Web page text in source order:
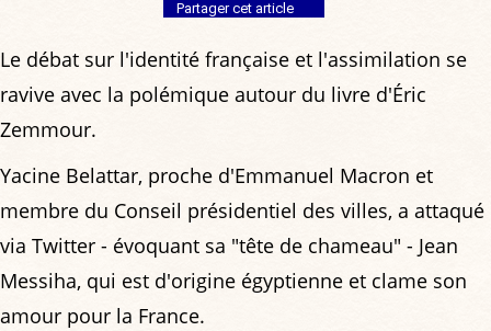
Partager cet article
Le débat sur l'identité française et l'assimilation se
ravive avec la polémique autour du livre d'Éric
Zemmour.
Yacine Belattar, proche d'Emmanuel Macron et
membre du Conseil présidentiel des villes, a attaqué
via Twitter - évoquant sa "tête de chameau" - Jean
Messiha, qui est d'origine égyptienne et clame son
amour pour la France.